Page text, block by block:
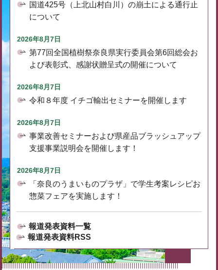
国道425号（上北山村白川）の崩土による通行止
について
2026年8月7日
第77回全国植樹祭奈良県実行委員会第6回総会お
よび表彰式、感謝状贈呈式の開催について
2026年8月7日
令和８年度 イチゴ輸出セミナーを開催します
2026年8月7日
事業改善セミナーおよび県産品ブラッシュアップ
支援事業説明会を開催します！
2026年8月7日
「奈良のうまいものプラザ」で学生考案レシピお
惣菜フェアを実施します！
報道発表資料一覧
報道発表資料RSS